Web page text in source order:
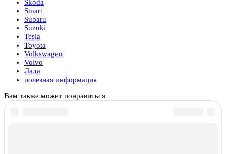
Skoda
Smart
Subaru
Suzuki
Tesla
Toyota
Volkswagen
Volvo
Лада
полезная информация
Вам также может понравиться